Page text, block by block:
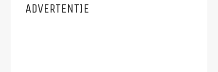
ADVERTENTIE